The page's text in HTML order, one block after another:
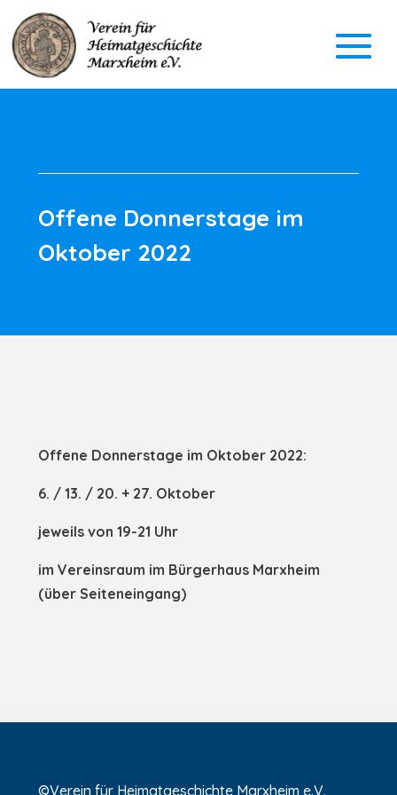
Offene Donnerstage im
Oktober 2022
Offene Donnerstage im Oktober 2022:
6. / 13. / 20. + 27. Oktober
jeweils von 19-21 Uhr
im Vereinsraum im Bürgerhaus Marxheim
(über Seiteneingang)
©Verein für Heimatgeschichte Marxheim e.V.